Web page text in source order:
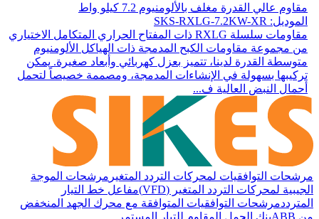
مقاوم عالي القدرة مغلف بالألومنيوم 7.2 كيلو واط
الموديل: SKS-RXLG-7.2KW-XR
مقاومات سلسلة RXLG ذات المفتاح الحراري المتكامل الاختياري
من مجموعة مقاومات الكبح المدمجة ذات الهياكل الألومنيوم
متوسطة القدرة لدينا، تتميز بعزل كهربائي وأبعاد صغيرة. يمكن
تركيبها بسهولة في الإنشاءات المدمجة، ومصممة خصيصاً لتحمل
أحمال النبض العالية ف...
مرشحات التوافقيات لمحركات التردد المتغير مرشحات الموجة
الجيبية لمحركات التردد المتغير (VFD)
مفاعل خط التيار
المترددمرشحات التوافقيات المتوافقة مع محرك الجهد المنخفض
من ABB
بنك الحمل المقاوم للتيار المستمر